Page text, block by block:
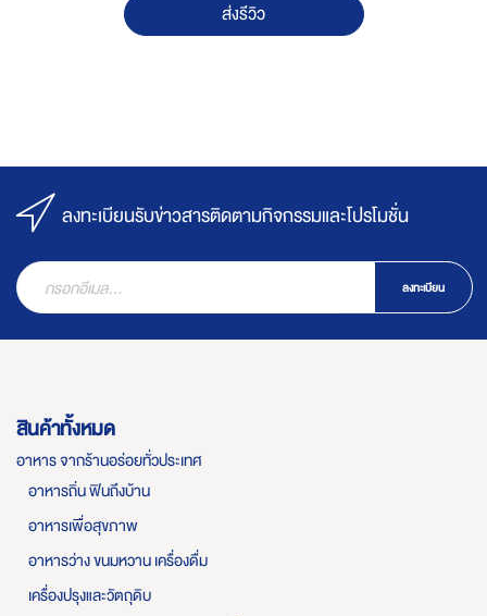
ส่งรีวิว
ลงทะเบียนรับข่าวสารติดตามกิจกรรมและโปรโมชั่น
ลงทะเบียน
สินค้าทั้งหมด
อาหาร จากร้านอร่อยทั่วประเทศ
อาหารถิ่น ฟินถึงบ้าน
อาหารเพื่อสุขภาพ
อาหารว่าง ขนมหวาน เครื่องดื่ม
เครื่องปรุงและวัตถุดิบ